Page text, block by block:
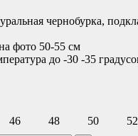
чернобурка,
фото 50-55 см
до -30 -35
46 48 50 52